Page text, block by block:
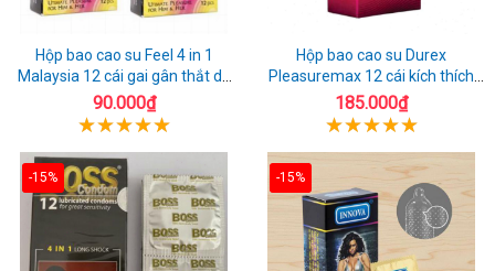
Hộp bao cao su Feel 4 in 1
Malaysia 12 cái gai gân thắt dễ
sử dụng
90.000₫
Hộp bao cao su Durex
Pleasuremax 12 cái kích thích
tăng khoái cảm
185.000₫
-15% -15%